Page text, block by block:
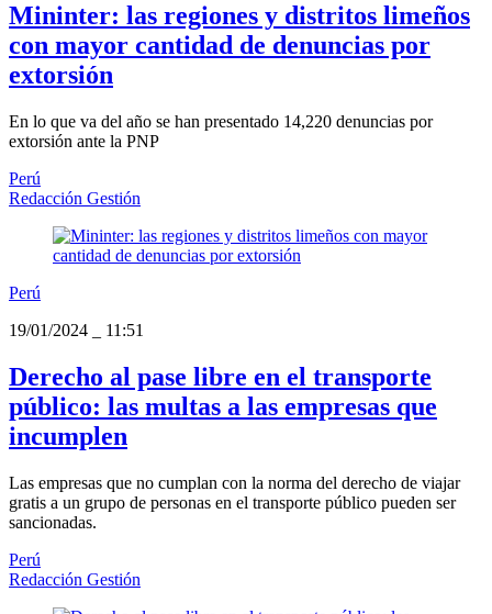
Mininter: las regiones y distritos limeños
con mayor cantidad de denuncias por
extorsión
En lo que va del año se han presentado 14,220 denuncias por
extorsión ante la PNP
Perú
Redacción Gestión
Perú
19/01/2024
11:51
Derecho al pase libre en el transporte
público: las multas a las empresas que
incumplen
Las empresas que no cumplan con la norma del derecho de viajar
gratis a un grupo de personas en el transporte público pueden ser
sancionadas.
Perú
Redacción Gestión